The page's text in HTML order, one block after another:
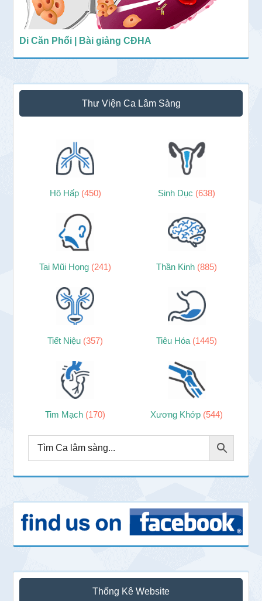
Di Căn Phổi | Bài giảng CĐHA
Thư Viện Ca Lâm Sàng
Hô Hấp (450) Sinh Dục (638)
Tai Mũi Họng (241) Thần Kinh (885)
Tiết Niệu (357) Tiêu Hóa (1445)
Tim Mạch (170) Xương Khớp (544)
Thống Kê Website